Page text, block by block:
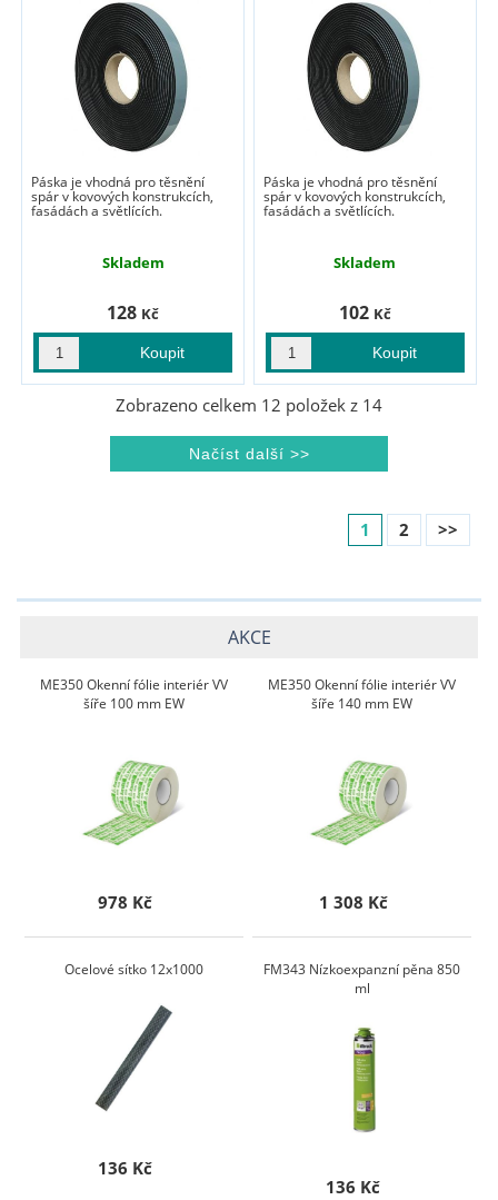
Páska je vhodná pro těsnění
spár v kovových konstrukcích,
fasádách a světlících.
Skladem
128 Kč
Páska je vhodná pro těsnění
spár v kovových konstrukcích,
fasádách a světlících.
Skladem
102 Kč
Zobrazeno celkem 12 položek z 14
1 2 >>
AKCE
ME350 Okenní fólie interiér VV
šíře 100 mm EW
978 Kč
ME350 Okenní fólie interiér VV
šíře 140 mm EW
1 308 Kč
Ocelové sítko 12x1000
136 Kč
FM343 Nízkoexpanzní pěna 850
ml
136 Kč